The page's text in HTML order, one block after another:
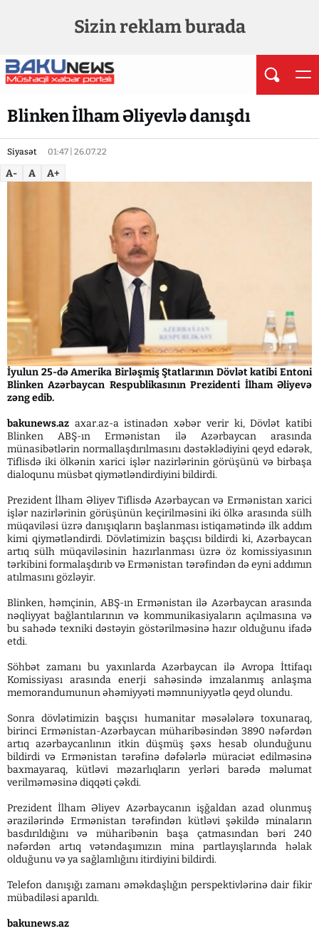
Sizin reklam burada
Blinken İlham Əliyevlə danışdı
Siyasət 01:47 | 26.07.22
A- A A+
İyulun 25-də Amerika Birləşmiş Ştatlarının Dövlət katibi Entoni
Blinken Azərbaycan Respublikasının Prezidenti İlham Əliyevə
zəng edib.
bakunews.az axar.az-a istinadən xəbər verir ki, Dövlət katibi
Blinken ABŞ-ın Ermənistan ilə Azərbaycan arasında
münasibətlərin normallaşdırılmasını dəstəklədiyini qeyd edərək,
Tiflisdə iki ölkənin xarici işlər nazirlərinin görüşünü və birbaşa
dialoqunu müsbət qiymətləndirdiyini bildirdi.
Prezident İlham Əliyev Tiflisdə Azərbaycan və Ermənistan xarici
işlər nazirlərinin görüşünün keçirilməsini iki ölkə arasında sülh
müqaviləsi üzrə danışıqların başlanması istiqamətində ilk addım
kimi qiymətləndirdi. Dövlətimizin başçısı bildirdi ki, Azərbaycan
artıq sülh müqaviləsinin hazırlanması üzrə öz komissiyasının
tərkibini formalaşdırıb və Ermənistan tərəfindən də eyni addımın
atılmasını gözləyir.
Blinken, həmçinin, ABŞ-ın Ermənistan ilə Azərbaycan arasında
nəqliyyat bağlantılarının və kommunikasiyaların açılmasına və
bu sahədə texniki dəstəyin göstərilməsinə hazır olduğunu ifadə
etdi.
Söhbət zamanı bu yaxınlarda Azərbaycan ilə Avropa İttifaqı
Komissiyası arasında enerji sahəsində imzalanmış anlaşma
memorandumunun əhəmiyyəti məmnuniyyətlə qeyd olundu.
Sonra dövlətimizin başçısı humanitar məsələlərə toxunaraq,
birinci Ermənistan-Azərbaycan müharibəsindən 3890 nəfərdən
artıq azərbaycanlının itkin düşmüş şəxs hesab olunduğunu
bildirdi və Ermənistan tərəfinə dəfələrlə müraciət edilməsinə
baxmayaraq, kütləvi məzarlıqların yerləri barədə məlumat
verilməməsinə diqqəti çəkdi.
Prezident İlham Əliyev Azərbaycanın işğaldan azad olunmuş
ərazilərində Ermənistan tərəfindən kütləvi şəkildə minaların
basdırıldığını və müharibənin başa çatmasından bəri 240
nəfərdən artıq vətəndaşımızın mina partlayışlarında həlak
olduğunu və ya sağlamlığını itirdiyini bildirdi.
Telefon danışığı zamanı əməkdaşlığın perspektivlərinə dair fikir
mübadiləsi aparıldı.
bakunews.az